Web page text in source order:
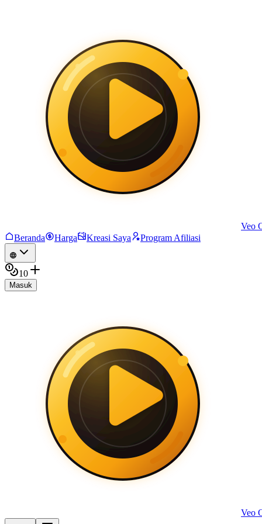
Veo
Beranda
Harga Kreasi Saya Program Afiliasi
10
Masuk
Veo